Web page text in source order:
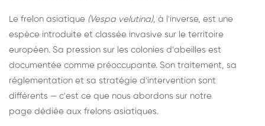
Le frelon asiatique (Vespa velutina), à l'inverse, est une
espèce introduite et classée invasive sur le territoire
européen. Sa pression sur les colonies d'abeilles est
documentée comme préoccupante. Son traitement, sa
réglementation et sa stratégie d'intervention sont
différents — c'est ce que nous abordons sur notre
page dédiée aux frelons asiatiques.